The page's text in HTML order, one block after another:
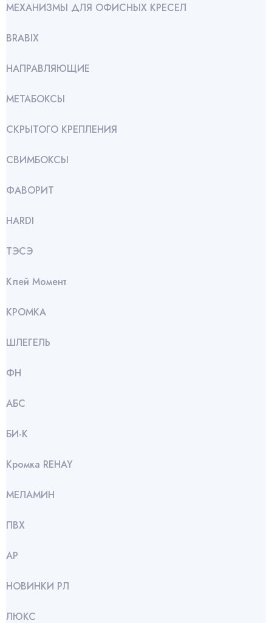
МЕХАНИЗМЫ ДЛЯ ОФИСНЫХ КРЕСЕЛ
BRABIX
НАПРАВЛЯЮЩИЕ
МЕТАБОКСЫ
СКРЫТОГО КРЕПЛЕНИЯ
СВИМБОКСЫ
ФАВОРИТ
HARDI
ТЭСЭ
Клей Момент
КРОМКА
ШЛЕГЕЛЬ
ФН
АБС
БИ-К
Кромка REHAY
МЕЛАМИН
ПВХ
АР
НОВИНКИ РЛ
ЛЮКС